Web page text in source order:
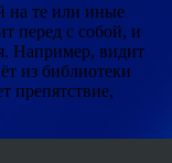
на те или иные
перед с собой, и
Например, видит
из библиотеки
препятствие,